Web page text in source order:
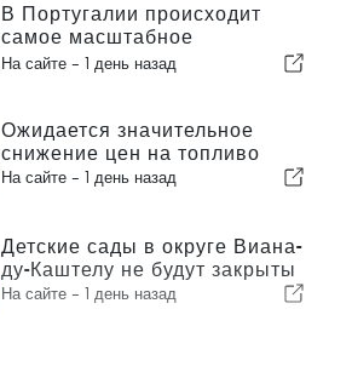
В Португалии происходит
самое масштабное
солнечное затмение столетия
На сайте - 1 день назад
Ожидается значительное
снижение цен на топливо
На сайте - 1 день назад
Детские сады в округе Виана-
ду-Каштелу не будут закрыты
На сайте - 1 день назад